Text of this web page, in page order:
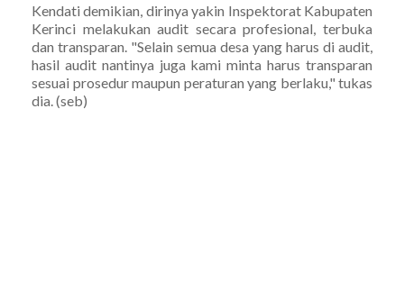
Kendati demikian, dirinya yakin Inspektorat Kabupaten
Kerinci melakukan audit secara profesional, terbuka
dan transparan. "Selain semua desa yang harus di audit,
hasil audit nantinya juga kami minta harus transparan
sesuai prosedur maupun peraturan yang berlaku," tukas
dia. (seb)